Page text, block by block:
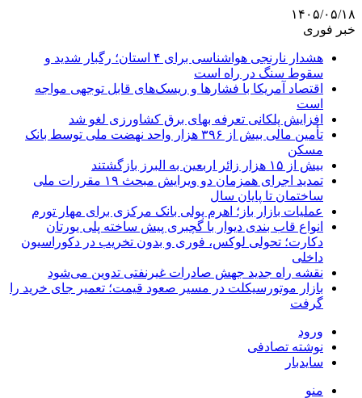
۱۴۰۵/۰۵/۱۸
خبر فوری
هشدار نارنجی هواشناسی برای ۴ استان؛ رگبار شدید و
سقوط سنگ در راه است
اقتصاد آمریکا با فشارها و ریسک‌های قابل توجهی مواجه
است
افزایش پلکانی تعرفه بهای برق کشاورزی لغو شد
تأمین مالی بیش از ۳۹۶ هزار واحد نهضت ملی توسط بانک
مسکن
بیش از ۱۵ هزار زائر اربعین به البرز بازگشتند
تمدید اجرای همزمان دو ویرایش مبحث ۱۹ مقررات ملی
ساختمان تا پایان سال
عملیات بازار باز؛ اهرم پولی بانک مرکزی برای مهار تورم
انواع قاب بندی دیوار با گچبری پیش ساخته پلی یورتان
دکارت؛ تحولی لوکس، فوری و بدون تخریب در دکوراسیون
داخلی
نقشه راه جدید جهش صادرات غیرنفتی تدوین می‌شود
بازار موتورسیکلت در مسیر صعود قیمت؛ تعمیر جای خرید را
گرفت
ورود
نوشته تصادفی
سایدبار
منو